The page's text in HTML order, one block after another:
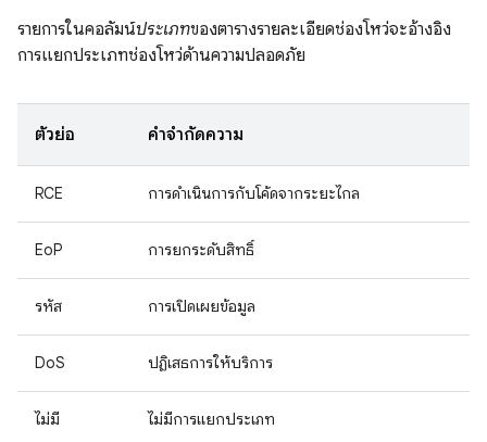
รายการในคอลัมน์ประเภทของตารางรายละเอียดช่องโหว่จะอ้างอิง
การแยกประเภทช่องโหว่ด้านความปลอดภัย
ตัวย่อ คำจำกัดความ
RCE การดำเนินการกับโค้ดจากระยะไกล
EoP การยกระดับสิทธิ์
รหัส การเปิดเผยข้อมูล
DoS ปฏิเสธการให้บริการ
ไม่มี ไม่มีการแยกประเภท